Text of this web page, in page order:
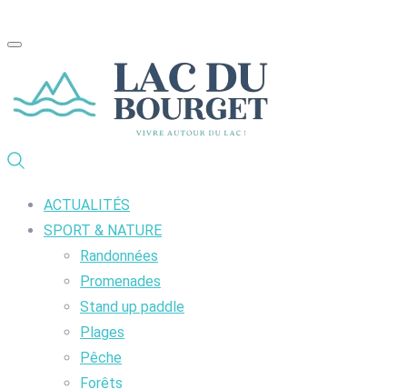
ACTUALITÉS
SPORT & NATURE
Randonnées
Promenades
Stand up paddle
Plages
Pêche
Forêts